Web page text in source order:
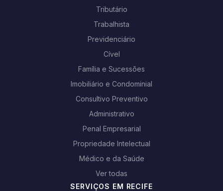
Tributário
Trabalhista
Previdenciário
Cível
Família e Sucessões
Imobiliário e Condominial
Consultivo Preventivo
Administrativo
Penal Empresarial
Propriedade Intelectual
Médico e da Saúde
Ver todas
SERVIÇOS EM RECIFE